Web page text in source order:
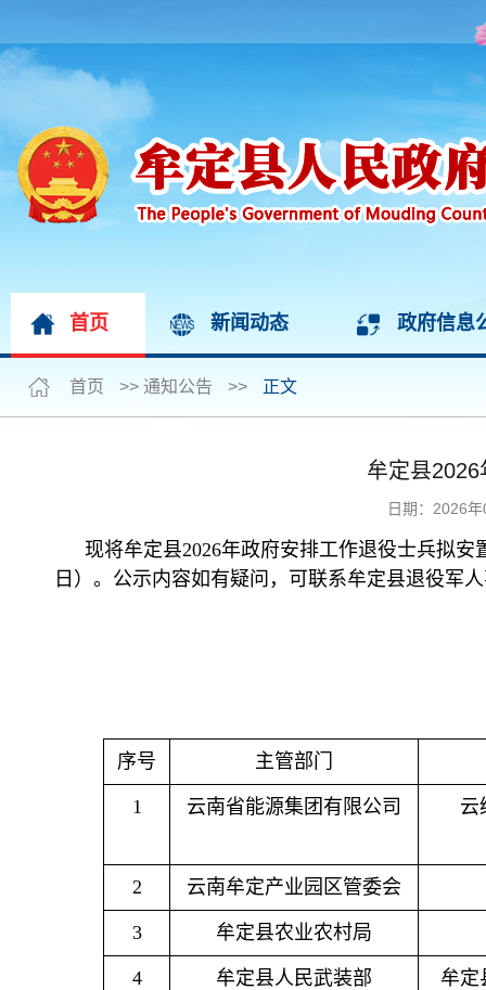
首页 新闻动态 政府信息
首页 >> 通知公告 >> 正文
牟定县
日期：2026
现将牟定县2026年政府安排工作退役士兵拟
日）。公示内容如有疑问，可联系牟定县退役军
序号 主管部门
1 云南省能源集团有限公司 云
2 云南牟定产业园区管委会
3 牟定县农业农村局
4 牟定县人民武装部 牟定